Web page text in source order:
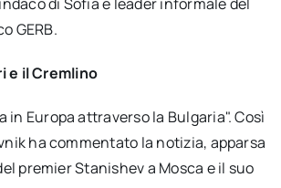
GERB.
e il Cremlino
in Europa attraverso la Bulgaria". Così
ha commentato la notizia, apparsa
premier Stanishev a Mosca e il suo